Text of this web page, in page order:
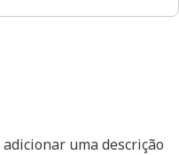
uma descrição